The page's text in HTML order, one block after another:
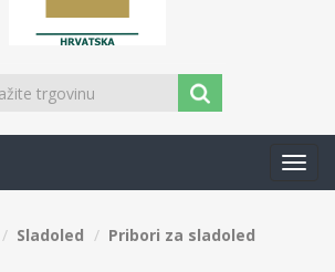
Sladoled
Pribori za sladoled